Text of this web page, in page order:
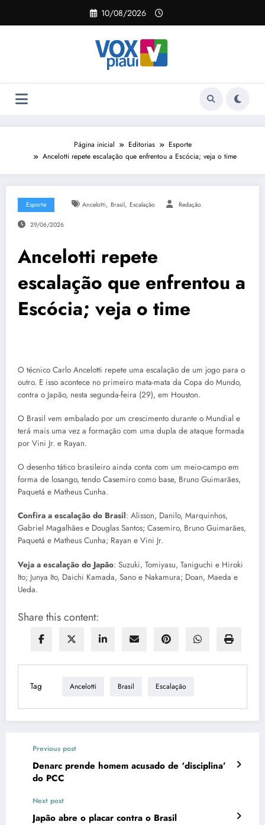
o
10/08/2026
Página inicial Editorias
Esporte
Ancelotti repete escalação que enfrentou a Escócia; veja o time
Esporte Ancelotti, Brasil, Escalação Redação
29/06/2026
Ancelotti repete
escalação que enfrentou a
Escócia; veja o time
O técnico Carlo Ancelotti repete uma escalação de um jogo para o
outro. E isso acontece no primeiro mata-mata da Copa do Mundo,
contra o Japão, nesta segunda-feira (29), em Houston.
O Brasil vem embalado por um crescimento durante o Mundial e
terá mais uma vez a formação com uma dupla de ataque formada
por Vini Jr. e Rayan.
O desenho tático brasileiro ainda conta com um meio-campo em
forma de losango, tendo Casemiro como base, Bruno Guimarães,
Paquetá e Matheus Cunha.
Confira a escalação do Brasil: Alisson, Danilo, Marquinhos,
Gabriel Magalhães e Douglas Santos; Casemiro, Bruno Guimarães,
Paquetá e Matheus Cunha; Rayan e Vini Jr.
Veja a escalação do Japão: Suzuki, Tomiyasu, Taniguchi e Hiroki
Ito; Junya Ito, Daichi Kamada, Sano e Nakamura; Doan, Maeda e
Ueda.
Share this content:
Tag Ancelotti Brasil Escalação
Previous post
Denarc prende homem acusado de ‘disciplina’
do PCC
Next post
Japão abre o placar contra o Brasil